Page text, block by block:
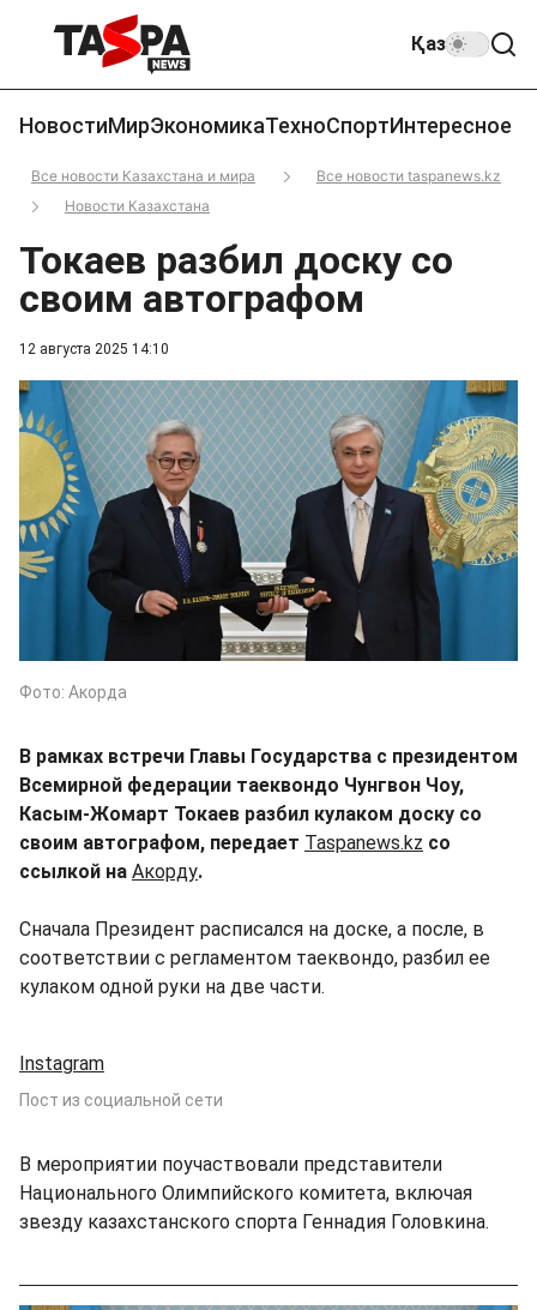
Қаз
НовостиМирЭкономикаТехноСпортИнтересное
Все новости Казахстана и мира
Все новости taspanews.kz
Новости Казахстана
12 августа 2025 14:10
Токаев разбил доску со
своим автографом
Фото: Акорда
В рамках встречи Главы Государства с президентом
Всемирной федерации таеквондо Чунгвон Чоу,
Касым-Жомарт Токаев разбил кулаком доску со
своим автографом, передает Taspanews.kz со
ссылкой на Акорду.
Сначала Президент расписался на доске, а после, в
соответствии с регламентом таеквондо, разбил ее
кулаком одной руки на две части.
Instagram
Пост из социальной сети
В мероприятии поучаствовали представители
Национального Олимпийского комитета, включая
звезду казахстанского спорта Геннадия Головкина.